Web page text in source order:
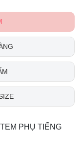
PHỤ TIẾNG